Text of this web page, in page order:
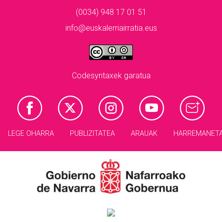
(0034) 948 17 01 51
info@euskalerriairratia.eus
Codesyntaxek garatua
LEGE OHARRA PUBLIZITATEA ARAUAK